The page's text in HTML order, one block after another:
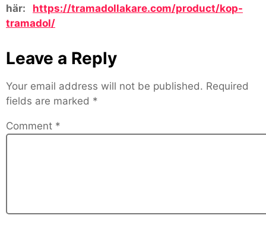
här: https://tramadollakare.com/product/kop-
tramadol/
Leave a Reply
Your email address will not be published. Required
fields are marked *
Comment *